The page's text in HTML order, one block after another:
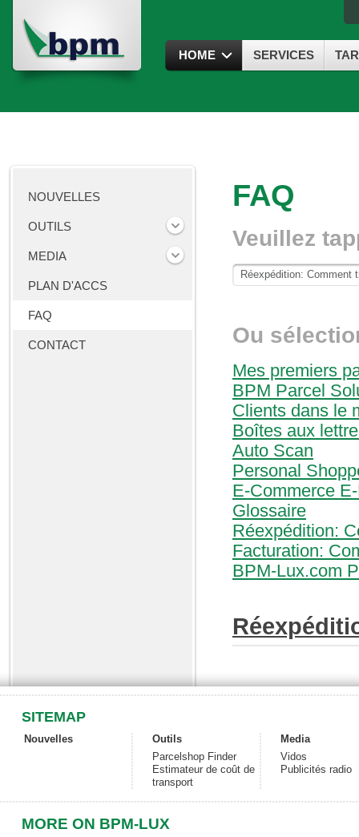
HOME SERVICES
FAQ
Veuillez
Ou
Mes premiers
BPM Parcel
Clients dans le
Boîtes aux
Auto Scan
Personal
E-Commerce
Glossaire
Réexpédition:
Facturation:
BPM-Lux.com
NOUVELLES
OUTILS
MEDIA
PLAN D'ACCS
FAQ
CONTACT
SITEMAP
Nouvelles
Outils
Parcelshop Finder
Estimateur de coût de
transport
Media
Vidos
Publicités radio
MORE ON BPM-LUX